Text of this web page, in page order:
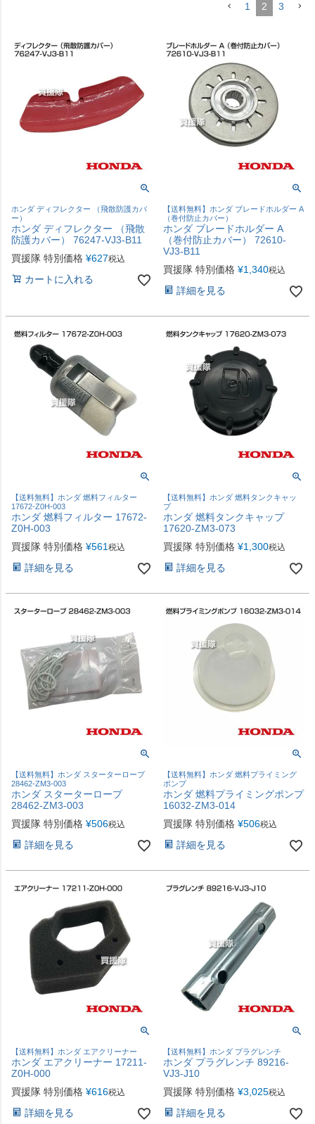
1 2 3
ホンダ ディフレクター （飛散防護カバ
ー）
ホンダ ディフレクター （飛散
防護カバー） 76247-VJ3-B11
買援隊 特別価格 ¥627税込
カートに入れる
【送料無料】ホンダ ブレードホルダー A
（巻付防止カバー）
ホンダ ブレードホルダー A
（巻付防止カバー） 72610-
VJ3-B11
買援隊 特別価格 ¥1,340税込
詳細を見る
【送料無料】ホンダ 燃料フィルター
17672-Z0H-003
ホンダ 燃料フィルター 17672-
Z0H-003
買援隊 特別価格 ¥561 税込
詳細を見る
【送料無料】ホンダ 燃料タンクキャッ
プ
ホンダ 燃料タンクキャップ
17620-ZM3-073
買援隊 特別価格 ¥1,300税込
詳細を見る
【送料無料】ホンダ スターターロープ
28462-ZM3-003
ホンダ スターターロープ
28462-ZM3-003
買援隊 特別価格 ¥506税込
詳細を見る
【送料無料】ホンダ 燃料プライミング
ポンプ
ホンダ 燃料プライミングポンプ
16032-ZM3-014
買援隊 特別価格 ¥506税込
詳細を見る
【送料無料】ホンダ エアクリーナー
ホンダ エアクリーナー 17211-
Z0H-000
買援隊 特別価格 ¥616税込
詳細を見る
【送料無料】ホンダ プラグレンチ
ホンダ プラグレンチ 89216-
VJ3-J10
買援隊 特別価格 ¥3,025税込
詳細を見る